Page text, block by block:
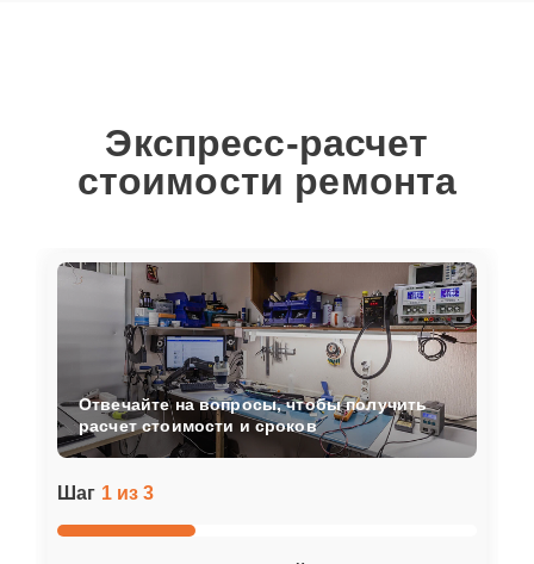
Экспресс-расчет
стоимости ремонта
Шаг 1 из 3
Отвечайте на вопросы, чтобы получить
расчет стоимости и сроков